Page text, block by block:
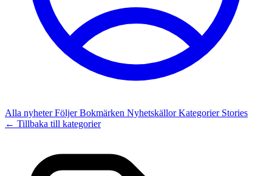
Alla nyheterFöljerBokmärken NyhetskällorKategorier Stories
← Tillbaka till kategorier